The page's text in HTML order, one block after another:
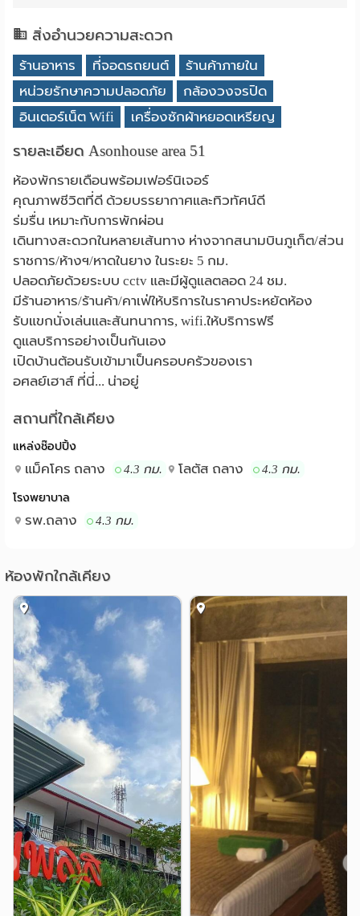
สิ่งอำนวยความสะดวก
ร้านอาหาร ที่จอดรถยนต์
ร้านค้าภายใน
หน่วยรักษาความปลอดภัย
กล้องวงจรปิด
อินเตอร์เน็ต Wifi
เครื่องซักผ้าหยอดเหรียญ
รายละเอียด Asonhouse area 51
ห้องพักรายเดือนพร้อมเฟอร์นิเจอร์
คุณภาพชีวิตที่ดี ด้วยบรรยากาศและทิวทัศน์ดี
ร่มรื่น​ เหมาะกับการพักผ่อน
เดินทางสะดวกในหลายเส้นทาง​ ห่างจากสนามบินภูเก็ต​/ส่วน
ราชการ/ห้างฯ/หาดในยาง​ ในระยะ 5​ กม.
ปลอดภัยด้วยระบบ cctv​ และมีผู้ดูแลตลอด​ 24​ ชม.
มีร้านอาหาร/ร้านค้า/คาเฟ่ให้บริการในราคาประหยัดห้อง
รับแขกนั่งเล่นและสันทนาการ, wifi.ให้บริการฟรี
ดูแลบริการอย่างเป็นกันเอง
เปิดบ้านต้อนรับเข้ามาเป็นครอบครัวของเรา
อศลย์เฮาส์​ ที่นี่... น่าอยู่
สถานที่ใกล้เคียง
แหล่งช๊อปปิ้ง
แม็คโคร ถลาง 4.3 กม. โลตัส ถลาง 4.3 กม.
โรงพยาบาล
รพ.ถลาง 4.3 กม.
ห้องพักใกล้เคียง